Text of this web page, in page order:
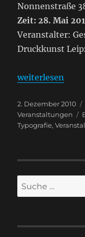
Nonnenstraße
Zeit: 28. Mai
Veranstalter:
Druckkunst
„17. Leipziger
weiterlesen
Veröffentlicht
am
2. Dezember 2010
Veranstaltungen
Typografie,
Suche
nach: